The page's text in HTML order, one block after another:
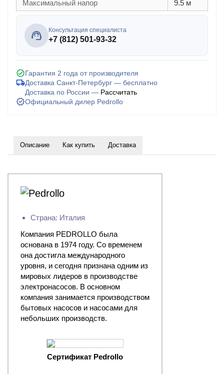
Максимальный напор
9.5 м
Консультация специалиста
+7 (812) 501-93-32
Гарантия 2 года от производителя
Доставка Санкт-Петербург — бесплатно
Доставка по России — Рассчитать
Официальный дилер Pedrollo
Описание Как купить Доставка
Страна: Италия
Компания PEDROLLO была
основана в 1974 году. Со временем
она достигла международного
уровня, и сегодня признана одним из
мировых лидеров в производстве
электронасосов. В основном
компания занимается производством
бытовых насосов и насосами для
небольших производств.
Сертификат Pedrollo